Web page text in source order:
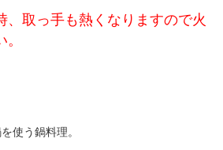
、取っ手も熱くなりますので火
使う鍋料理。